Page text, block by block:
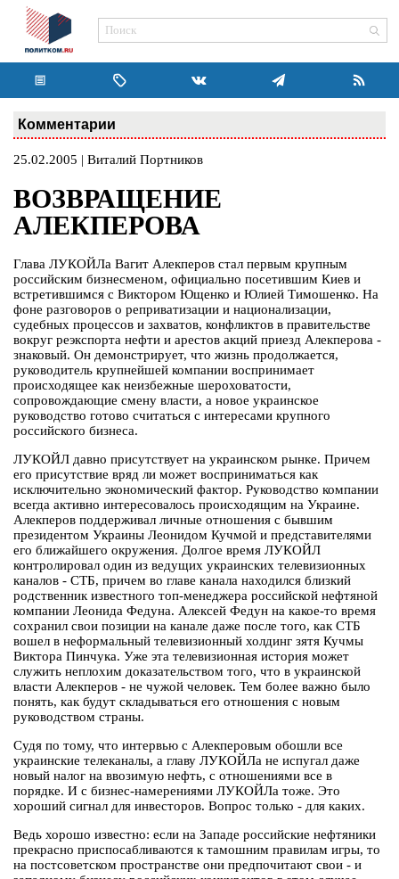
Комментарии
25.02.2005 | Виталий Портников
ВОЗВРАЩЕНИЕ
АЛЕКПЕРОВА
Глава ЛУКОЙЛа Вагит Алекперов стал первым крупным
российским бизнесменом, официально посетившим Киев и
встретившимся с Виктором Ющенко и Юлией Тимошенко. На
фоне разговоров о реприватизации и национализации,
судебных процессов и захватов, конфликтов в правительстве
вокруг реэкспорта нефти и арестов акций приезд Алекперова -
знаковый. Он демонстрирует, что жизнь продолжается,
руководитель крупнейшей компании воспринимает
происходящее как неизбежные шероховатости,
сопровождающие смену власти, а новое украинское
руководство готово считаться с интересами крупного
российского бизнеса.
ЛУКОЙЛ давно присутствует на украинском рынке. Причем
его присутствие вряд ли может восприниматься как
исключительно экономический фактор. Руководство компании
всегда активно интересовалось происходящим на Украине.
Алекперов поддерживал личные отношения с бывшим
президентом Украины Леонидом Кучмой и представителями
его ближайшего окружения. Долгое время ЛУКОЙЛ
контролировал один из ведущих украинских телевизионных
каналов - СТБ, причем во главе канала находился близкий
родственник известного топ-менеджера российской нефтяной
компании Леонида Федуна. Алексей Федун на какое-то время
сохранил свои позиции на канале даже после того, как СТБ
вошел в неформальный телевизионный холдинг зятя Кучмы
Виктора Пинчука. Уже эта телевизионная история может
служить неплохим доказательством того, что в украинской
власти Алекперов - не чужой человек. Тем более важно было
понять, как будут складываться его отношения с новым
руководством страны.
Судя по тому, что интервью с Алекперовым обошли все
украинские телеканалы, а главу ЛУКОЙЛа не испугал даже
новый налог на ввозимую нефть, с отношениями все в
порядке. И с бизнес-намерениями ЛУКОЙЛа тоже. Это
хороший сигнал для инвесторов. Вопрос только - для каких.
Ведь хорошо известно: если на Западе российские нефтяники
прекрасно приспосабливаются к тамошним правилам игры, то
на постсоветском пространстве они предпочитают свои - и